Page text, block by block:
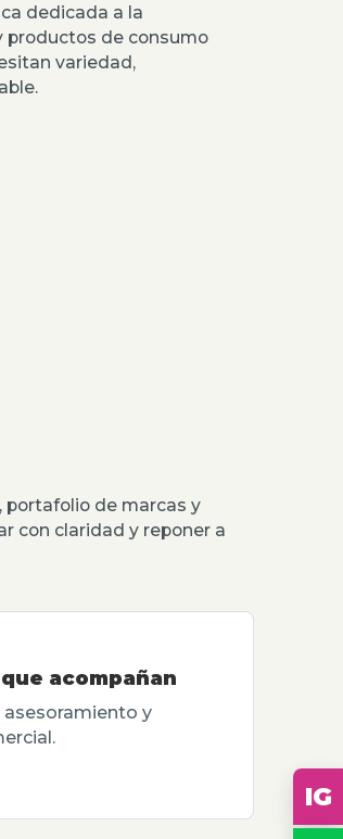
dedicada a la
productos de consumo
variedad,
portafolio de marcas y
con claridad y reponer a
acompañan
asesoramiento y
IG